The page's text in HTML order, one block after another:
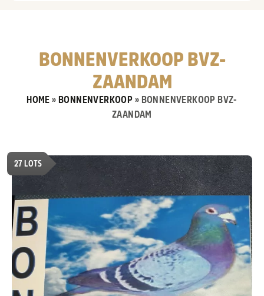
BONNENVERKOOP BVZ-
ZAANDAM
HOME » BONNENVERKOOP » BONNENVERKOOP BVZ-
ZAANDAM
27 LOTS